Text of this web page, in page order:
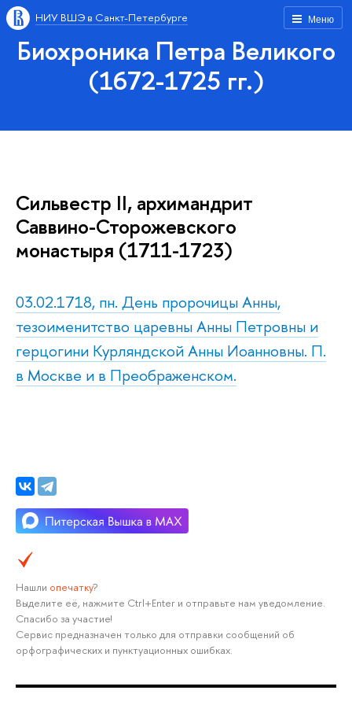
Меню
НИУ ВШЭ в Санкт-Петербурге
Биохроника Петра Великого
(1672-1725 гг.)
Сильвестр II, архимандрит
Саввино-Сторожевского
монастыря (1711-1723)
03.02.1718, пн. День пророчицы Анны,
тезоименитство царевны Анны Петровны и
герцогини Курляндской Анны Иоанновны. П.
в Москве и в Преображенском.
Нашли опечатку?
Выделите её, нажмите Ctrl+Enter и отправьте нам уведомление.
Спасибо за участие!
Сервис предназначен только для отправки сообщений об
орфографических и пунктуационных ошибках.